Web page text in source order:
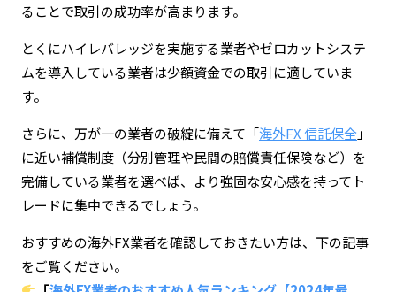
ることで取引の成功率が高まります。
とくにハイレバレッジを実施する業者やゼロカットシステ
ムを導入している業者は少額資金での取引に適していま
す。
さらに、万が一の業者の破綻に備えて「海外FX 信託保全 」
に近い補償制度（分別管理や民間の賠償責任保険など）を
完備している業者を選べば、より強固な安心感を持ってト
レードに集中できるでしょう。
おすすめの海外FX業者を確認しておきたい方は、下の記事
をご覧ください。